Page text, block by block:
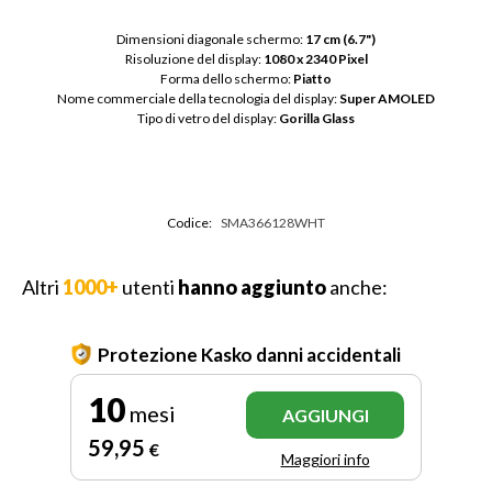
Dimensioni diagonale schermo: 17 cm (6.7")
Risoluzione del display: 1080 x 2340 Pixel
Forma dello schermo: Piatto
Nome commerciale della tecnologia del display: Super AMOLED
Tipo di vetro del display: Gorilla Glass
Codice: SMA366128WHT
Altri 1000+ utenti hanno aggiuntoanche:
Protezione Kasko danni accidentali
10 mesi
59,95 €
AGGIUNGI
Maggiori info